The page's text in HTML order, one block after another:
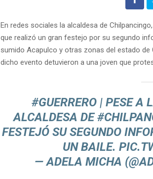
En redes sociales la alcaldesa de
que realizó un gran festejo por su segundo
sumido Acapulco y otras zonas del estado
dicho evento detuvieron a una joven que
#GUERRERO | PESE A
ALCALDESA DE
FESTEJÓ SU SEGUNDO
UN BAILE.
— ADELA MICHA